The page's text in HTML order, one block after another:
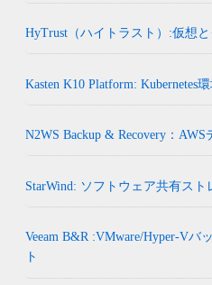
HyTrust（ハイトラスト）:仮想
Kasten K10 Platform: Kubernetes
N2WS Backup & Recovery：
StarWind: ソフトウェア共有スト
Veeam B&R :VMware/Hyper-Vバ
ト